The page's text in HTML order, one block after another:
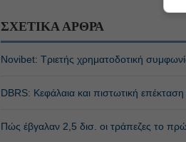
ΣΧΕΤΙΚΑ ΑΡΘΡΑ
Novibet: Τριετής χρηματοδοτική
DBRS: Κεφάλαια και πιστωτική επέκταση
Πώς έβγαλαν 2,5 δισ. οι τράπεζες το